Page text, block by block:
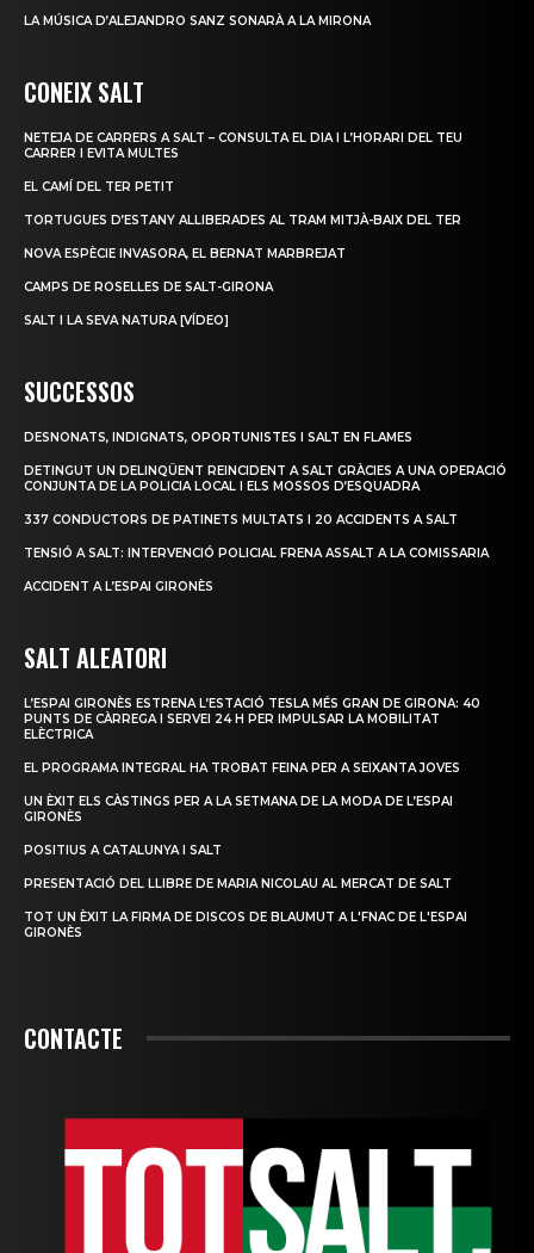
LA MÚSICA D’ALEJANDRO SANZ SONARÀ A LA MIRONA
CONEIX SALT
NETEJA DE CARRERS A SALT – CONSULTA EL DIA I L’HORARI DEL TEU
CARRER I EVITA MULTES
EL CAMÍ DEL TER PETIT
TORTUGUES D’ESTANY ALLIBERADES AL TRAM MITJÀ-BAIX DEL TER
NOVA ESPÈCIE INVASORA, EL BERNAT MARBREJAT
CAMPS DE ROSELLES DE SALT-GIRONA
SALT I LA SEVA NATURA [VÍDEO]
SUCCESSOS
DESNONATS, INDIGNATS, OPORTUNISTES I SALT EN FLAMES
DETINGUT UN DELINQÜENT REINCIDENT A SALT GRÀCIES A UNA OPERACIÓ
CONJUNTA DE LA POLICIA LOCAL I ELS MOSSOS D’ESQUADRA
337 CONDUCTORS DE PATINETS MULTATS I 20 ACCIDENTS A SALT
TENSIÓ A SALT: INTERVENCIÓ POLICIAL FRENA ASSALT A LA COMISSARIA
ACCIDENT A L’ESPAI GIRONÈS
SALT ALEATORI
L’ESPAI GIRONÈS ESTRENA L’ESTACIÓ TESLA MÉS GRAN DE GIRONA: 40
PUNTS DE CÀRREGA I SERVEI 24 H PER IMPULSAR LA MOBILITAT
ELÈCTRICA
EL PROGRAMA INTEGRAL HA TROBAT FEINA PER A SEIXANTA JOVES
UN ÈXIT ELS CÀSTINGS PER A LA SETMANA DE LA MODA DE L’ESPAI
GIRONÈS
POSITIUS A CATALUNYA I SALT
PRESENTACIÓ DEL LLIBRE DE MARIA NICOLAU AL MERCAT DE SALT
TOT UN ÈXIT LA FIRMA DE DISCOS DE BLAUMUT A L'FNAC DE L'ESPAI
GIRONÈS
CONTACTE